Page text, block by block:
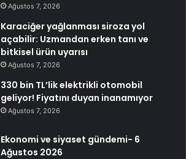
Ağustos 7, 2026
Karaciğer yağlanması siroza yol
açabilir: Uzmandan erken tanı ve
bitkisel ürün uyarısı
Ağustos 7, 2026
330 bin TL’lik elektrikli otomobil
geliyor! Fiyatını duyan inanamıyor
Ağustos 7, 2026
Ekonomi ve siyaset gündemi- 6
Ağustos 2026